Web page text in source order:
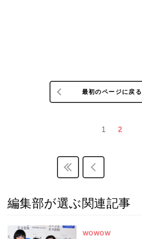
最初のページに戻る
1 2
編集部が選ぶ関連記事
WOWOW